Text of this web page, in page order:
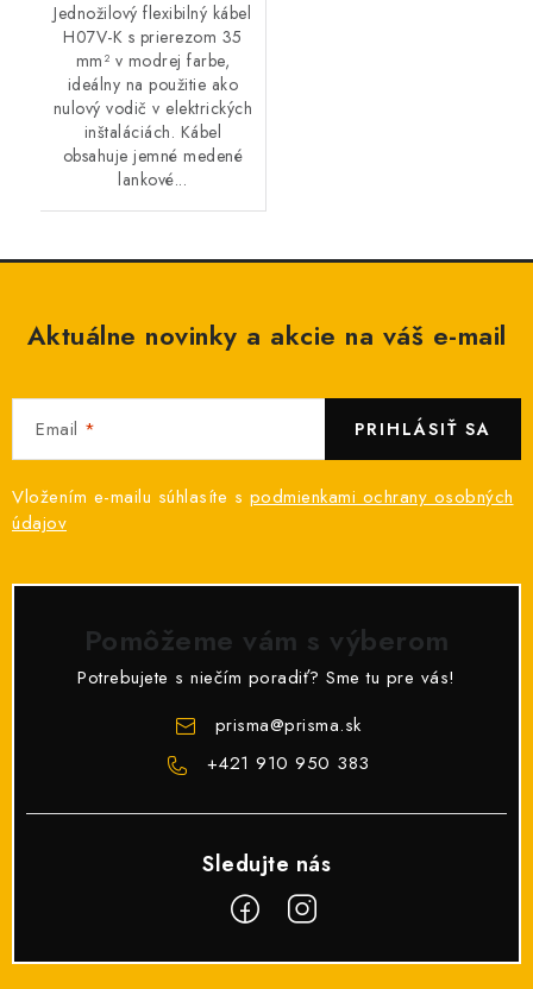
Jednožilový flexibilný kábel
H07V-K s prierezom 35
mm² v modrej farbe,
ideálny na použitie ako
nulový vodič v elektrických
inštaláciách. Kábel
obsahuje jemné medené
lankové...
Aktuálne novinky a akcie na váš e-mail
Email
Vložením e-mailu súhlasíte s podmienkami ochrany osobných
údajov
PRIHLÁSIŤ SA
Pomôžeme vám s výberom
Potrebujete s niečím poradiť? Sme tu pre vás!
prisma@prisma.sk
+421 910 950 383